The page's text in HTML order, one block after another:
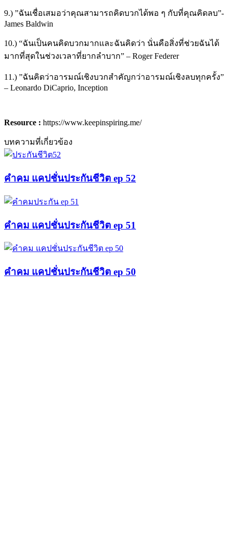
9.) ”ฉันเชื่อเสมอว่าคุณสามารถคิดบวกได้พอ ๆ กับที่คุณคิดลบ”-
James Baldwin
10.) “ฉันเป็นคนคิดบวกมากและฉันคิดว่า นั่นคือสิ่งที่ช่วยฉันได้
มากที่สุดในช่วงเวลาที่ยากลำบาก” – Roger Federer
11.) ”ฉันคิดว่าอารมณ์เชิงบวกสำคัญกว่าอารมณ์เชิงลบทุกครั้ง”
– Leonardo DiCaprio, Inception
Resource : https://www.keepinspiring.me/
บทความที่เกี่ยวข้อง
คำคม แคปชั่นประกันชีวิต ep 52
คำคม แคปชั่นประกันชีวิต ep 51
คำคม แคปชั่นประกันชีวิต ep 50